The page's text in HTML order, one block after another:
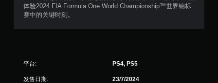
体验2024 FIA Formula One World Championship™世界锦标
赛中的关键时刻。
平台: PS4, PS5
发售日期: 23/7/2024